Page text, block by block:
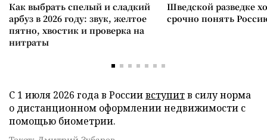
Как выбрать спелый и сладкий
арбуз в 2026 году: звук, желтое
пятно, хвостик и проверка на
нитраты
Шведской разведке
срочно понять
С 1 июля 2026 года в Россиивступитв силу норма
о дистанционном оформлении недвижимости с
помощью биометрии.